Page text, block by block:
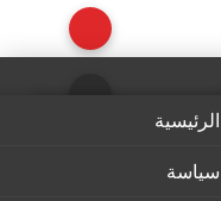
الرئيسية
سياسة